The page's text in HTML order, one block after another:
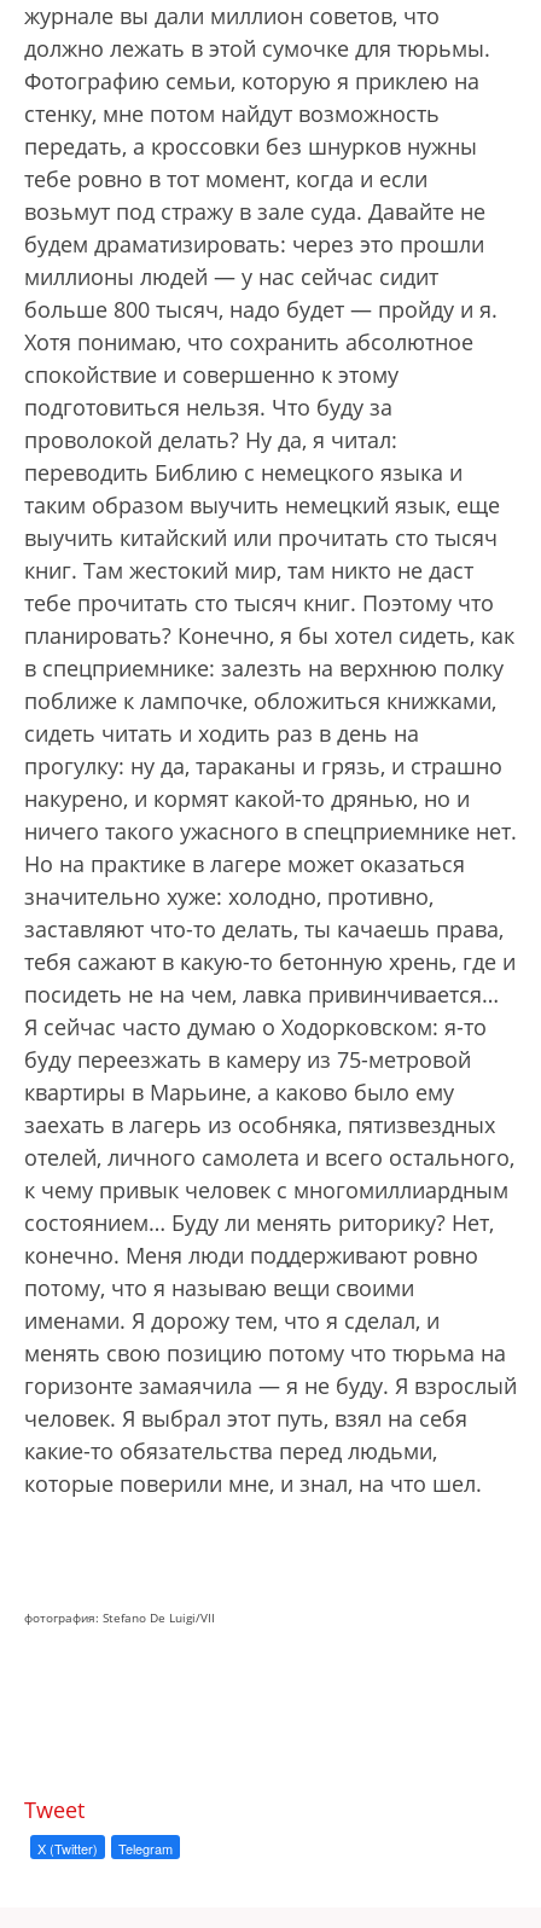
журнале вы дали миллион советов, что
должно лежать в этой сумочке для тюрьмы.
Фотографию семьи, которую я приклею на
стенку, мне потом найдут возможность
передать, а кроссовки без шнурков нужны
тебе ровно в тот момент, когда и если
возьмут под стражу в зале суда. Давайте не
будем драматизировать: через это прошли
миллионы людей — у нас сейчас сидит
больше 800 тысяч, надо будет — пройду и я.
Хотя понимаю, что сохранить абсолютное
спокойствие и совершенно к этому
подготовиться нельзя. Что буду за
проволокой делать? Ну да, я читал:
переводить Библию с немецкого языка и
таким образом выучить немецкий язык, еще
выучить китайский или прочитать сто тысяч
книг. Там жестокий мир, там никто не даст
тебе прочитать сто тысяч книг. Поэтому что
планировать? Конечно, я бы хотел сидеть, как
в спецприемнике: залезть на верхнюю полку
поближе к лампочке, обложиться книжками,
сидеть читать и ходить раз в день на
прогулку: ну да, тараканы и грязь, и страшно
накурено, и кормят какой-то дрянью, но и
ничего такого ужасного в спецприемнике нет.
Но на практике в лагере может оказаться
значительно хуже: холодно, противно,
заставляют что-то делать, ты качаешь права,
тебя сажают в какую-то бетонную хрень, где и
посидеть не на чем, лавка привинчивается…
Я сейчас часто думаю о Ходорковском: я-то
буду переезжать в камеру из 75-метровой
квартиры в Марьине, а каково было ему
заехать в лагерь из особняка, пятизвездных
отелей, личного самолета и всего остального,
к чему привык человек с многомиллиардным
состоянием… Буду ли менять риторику? Нет,
конечно. Меня люди поддерживают ровно
потому, что я называю вещи своими
именами. Я дорожу тем, что я сделал, и
менять свою позицию потому что тюрьма на
горизонте замаячила — я не буду. Я взрослый
человек. Я выбрал этот путь, взял на себя
какие-то обязательства перед людьми,
которые поверили мне, и знал, на что шел.
фотография: Stefano De Luigi/VII
Tweet
X (Twitter) Telegram